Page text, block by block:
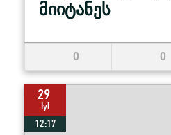
მიიტანეს
0 0
29
Iyl
12:17